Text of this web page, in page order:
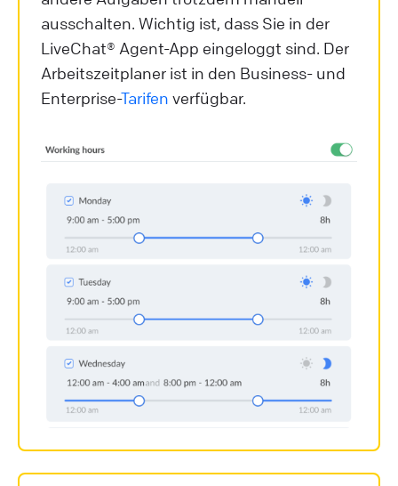
ausschalten. Wichtig ist, dass Sie in der
LiveChat® Agent-App eingeloggt sind. Der
Arbeitszeitplaner ist in den Business- und
Enterprise-Tarifen verfügbar.